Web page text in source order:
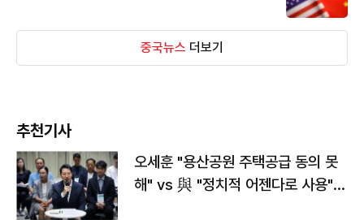
중국뉴스 더보기
추천기사
오세훈 "용산공원 주택공급 동의 못
해" vs 與 "정치적 어젠다로 사용"